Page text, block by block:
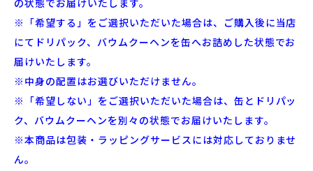
の状態でお届けいたします。
※「希望する」をご選択いただいた場合は、ご購入後に当店
にてドリパック、バウムクーヘンを缶へお詰めした状態でお
届けいたします。
※中身の配置はお選びいただけません。
※「希望しない」をご選択いただいた場合は、缶とドリパッ
ク、バウムクーヘンを別々の状態でお届けいたします。
※本商品は包装・ラッピングサービスには対応しておりませ
ん。